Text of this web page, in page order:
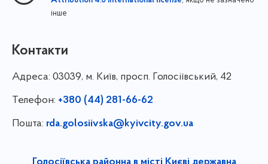
інше
Контакти
Адреса: 03039, м. Київ, просп. Голосіївський, 42
Телефон: +380 (44) 281-66-62
Пошта: rda.golosiivska@kyivcity.gov.ua